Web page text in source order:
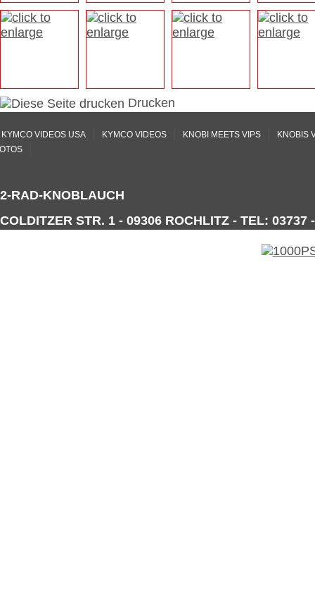
Drucken
KYMCO VIDEOS USA KYMCO VIDEOS KNOBI MEETS VIPS
KNOBIS
2-RAD-KNOBLAUCH
COLDITZER STR. 1 - 09306 ROCHLITZ - TEL: 03737